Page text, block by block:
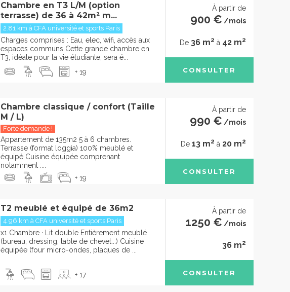
Chambre en T3 L/M (option
terrasse) de 36 à 42m² m...
2.81 km à CFA université et sports Paris
Charges comprises : Eau, elec, wifi, accès aux
espaces communs Cette grande chambre en
T3, idéale pour la vie étudiante, sera é...
+ 19
À partir de
900 € /mois
De 36 m2 à 42 m2
CONSULTER
Chambre classique / confort (Taille
M / L)
Forte demande !
Appartement de 135m2 5 à 6 chambres.
Terrasse (format loggia) 100% meublé et
équipé Cuisine équipée comprenant
notamment :...
+ 19
À partir de
990 € /mois
De 13 m2 à 20 m2
CONSULTER
T2 meublé et équipé de 36m2
4.96 km à CFA université et sports Paris
x1 Chambre · Lit double Entièrement meublé
(bureau, dressing, table de chevet...) Cuisine
équipée (four micro-ondes, plaques de ...
+ 17
À partir de
1250 € /mois
36 m2
CONSULTER